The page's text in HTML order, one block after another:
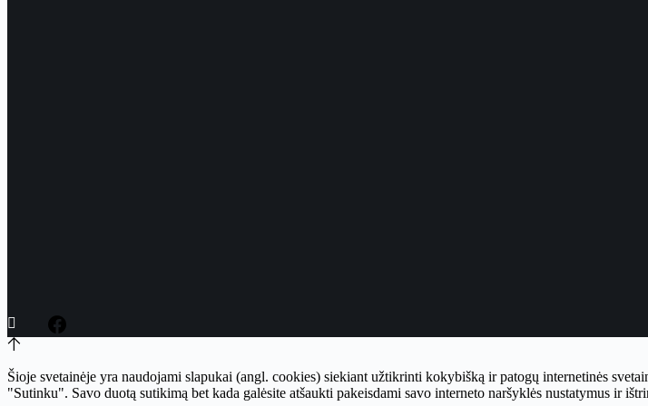
Šioje svetainėje yra naudojami slapukai (angl. cookies) siekiant užtikrinti kokybišką ir patogų internetinės
"Sutinku". Savo duotą sutikimą bet kada galėsite atšaukti pakeisdami savo interneto naršyklės nustatymus ir